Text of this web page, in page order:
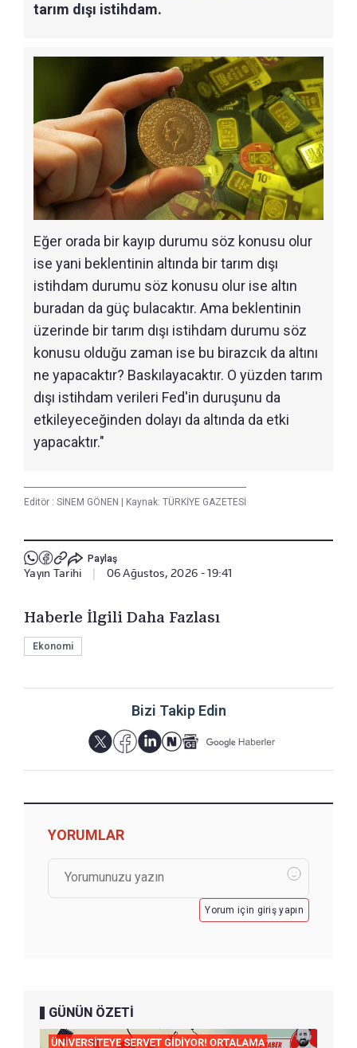
tarım dışı istihdam.
Eğer orada bir kayıp durumu söz konusu olur
ise yani beklentinin altında bir tarım dışı
istihdam durumu söz konusu olur ise altın
buradan da güç bulacaktır. Ama beklentinin
üzerinde bir tarım dışı istihdam durumu söz
konusu olduğu zaman ise bu birazcık da altını
ne yapacaktır? Baskılayacaktır. O yüzden tarım
dışı istihdam verileri Fed'in duruşunu da
etkileyeceğinden dolayı da altında da etki
yapacaktır."
Editör : SİNEM GÖNEN | Kaynak: TÜRKİYE GAZETESİ
Paylaş
Yayın Tarihi 06 Ağustos, 2026 - 19:41
Haberle İlgili Daha Fazlası
Ekonomi
Bizi Takip Edin
YORUMLAR
Yorum için giriş yapın
GÜNÜN ÖZETİ